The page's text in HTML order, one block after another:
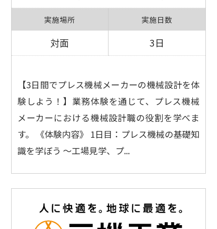
実施場所
対面
実施日数
3日
【3日間でプレス機械メーカーの機械設計を体
験しよう！】業務体験を通じて、プレス機械
メーカーにおける機械設計職の役割を学べま
す。 《体験内容》 1日目：プレス機械の基礎知
識を学ぼう ～工場見学、プ...